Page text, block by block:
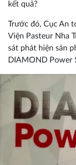
kết quả?
Trước đó, Cục An
Viện Pasteur Nha
sát phát hiện sản
DIAMOND Power